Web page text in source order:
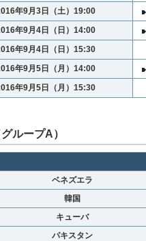
年9月3日（土）19:00
年9月4日（日）14:00
年9月4日（日）15:30
年9月5日（月）14:00
年9月5日（月）15:30
ループA）
ベネズエラ
韓国
キューバ
パキスタン